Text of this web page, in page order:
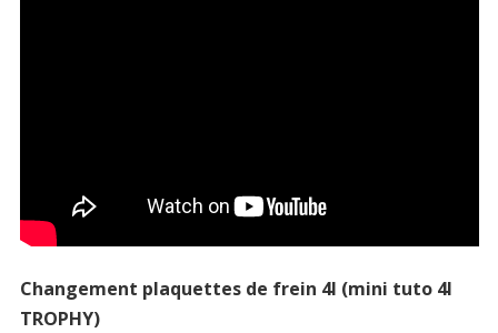
Changement plaquettes de frein 4l (mini tuto 4l
TROPHY)